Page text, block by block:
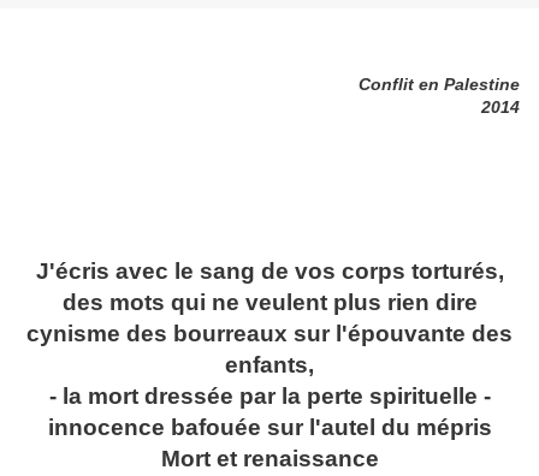
Conflit en Palestine
2014
J'écris avec le sang de vos corps torturés,
des mots qui ne veulent plus rien dire
cynisme des bourreaux sur l'épouvante des
enfants,
- la mort dressée par la perte spirituelle -
innocence bafouée sur l'autel du mépris
Mort et renaissance